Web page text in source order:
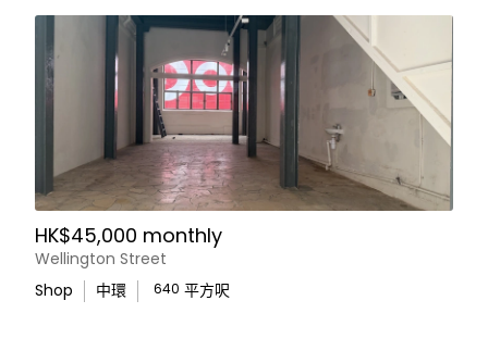
HK$45,000 monthly
Wellington Street
Shop
中環 640 平方呎